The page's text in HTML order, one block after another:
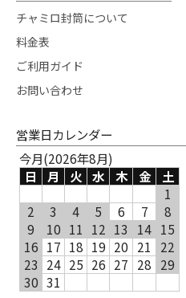
チャミロ封筒について
料金表
ご利用ガイド
お問い合わせ
営業日カレンダー
今月(2026年8月)
日
月 火 水 木 金
土
1
2
3 4 5 6 7
8
9
10 11 12 13 14 15
16 17 18 19 20 21
22
23 24 25 26 27 28 29
30 31